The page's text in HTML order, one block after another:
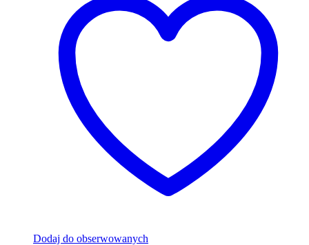
Dodaj do obserwowanych